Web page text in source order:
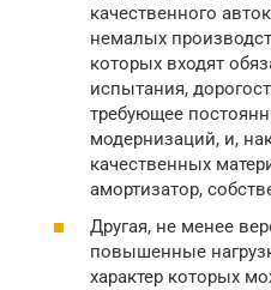
качественного
немалых
которых входят
испытания,
требующее
модернизаций, и,
качественных
амортизатор,
Другая, не менее
повышенные
характер которых